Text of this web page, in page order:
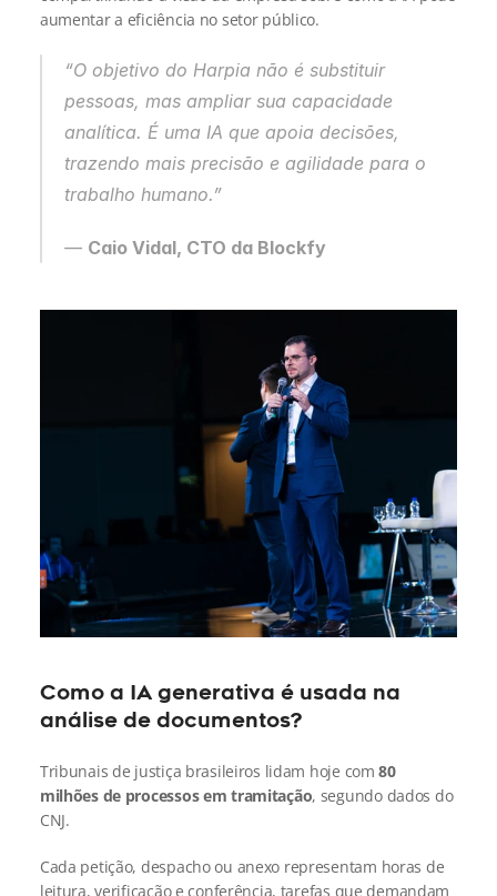
aumentar a eficiência no setor público.
“O objetivo do Harpia não é substituir
pessoas, mas ampliar sua capacidade
analítica. É uma IA que apoia decisões,
trazendo mais precisão e agilidade para o
trabalho humano.”
— Caio Vidal, CTO da Blockfy
Como a IA generativa é usada na
análise de documentos?
Tribunais de justiça brasileiros lidam hoje com 80
milhões de processos em tramitação, segundo dados do
CNJ.
Cada petição, despacho ou anexo representam horas de
leitura, verificação e conferência, tarefas que demandam